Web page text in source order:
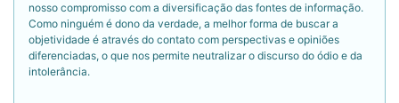
nosso compromisso com a diversificação das fontes de informação.
Como ninguém é dono da verdade, a melhor forma de buscar a
objetividade é através do contato com perspectivas e opiniões
diferenciadas, o que nos permite neutralizar o discurso do ódio e da
intolerância.